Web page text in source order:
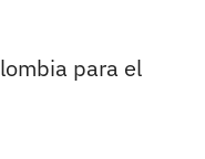
para el